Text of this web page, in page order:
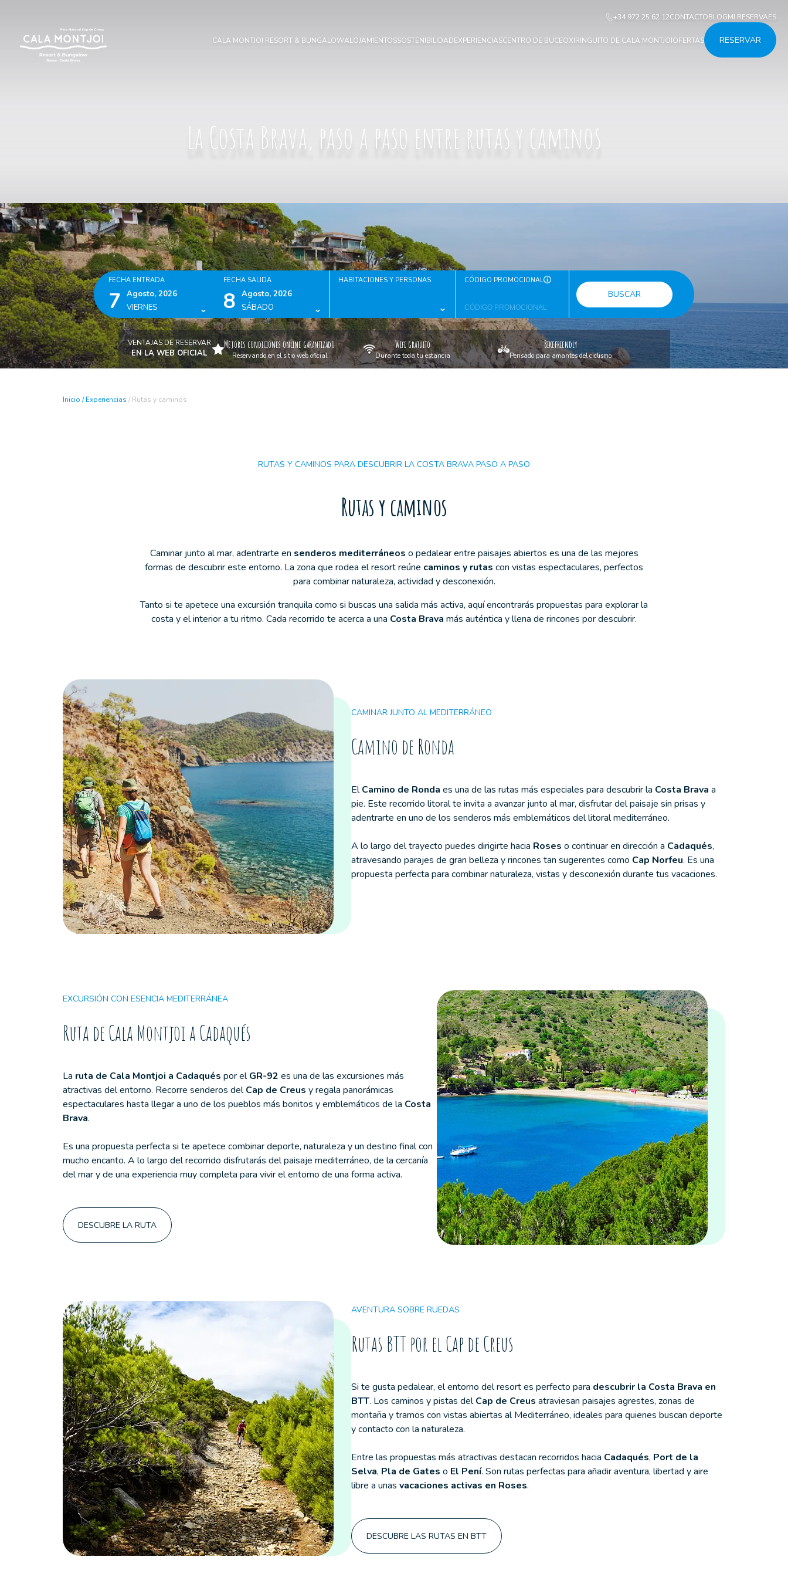
+34 972 25 62 12CONTACTOBLOGMI RESERVAES
CALA MONTJOI RESORT & BUNGALOWALOJAMIENTOSSOSTENIBILIDADEXPERIENCIASCENTRO DE BUCEOXIRINGUITO DE CALA MONTJOIOFERTAS RESERVAR
La Costa Brava, paso a paso entre rutas y caminos
FECHA ENTRADA
7
Agosto, 2026
VIERNES
FECHA SALIDA
8
Agosto, 2026
SÁBADO
HABITACIONES Y PERSONAS CÓDIGO PROMOCIONAL
BUSCAR
VENTAJAS DE RESERVAR
EN LA WEB OFICIAL
Mejores condiciones online garantizado
Reservando en el sitio web oficial
Wifi gratuito
Durante toda tu estancia
Bikefriendly
Pensado para amantes del ciclismo
Inicio /Experiencias /Rutas y caminos
RUTAS Y CAMINOS PARA DESCUBRIR LA COSTA BRAVA PASO A PASO
Rutas y caminos
Caminar junto al mar, adentrarte en senderos mediterráneos o pedalear entre paisajes abiertos es una de las mejores
formas de descubrir este entorno. La zona que rodea el resort reúne caminos y rutas con vistas espectaculares, perfectos
para combinar naturaleza, actividad y desconexión.
Tanto si te apetece una excursión tranquila como si buscas una salida más activa, aquí encontrarás propuestas para explorar la
costa y el interior a tu ritmo. Cada recorrido te acerca a una Costa Brava más auténtica y llena de rincones por descubrir.
CAMINAR JUNTO AL MEDITERRÁNEO
Camino de Ronda
ElCamino de Ronda es una de las rutas más especiales para descubrir la Costa Brava a
pie. Este recorrido litoral te invita a avanzar junto al mar, disfrutar del paisaje sin prisas y
adentrarte en uno de los senderos más emblemáticos del litoral mediterráneo.
A lo largo del trayecto puedes dirigirte hacia Roses o continuar en dirección a Cadaqués,
atravesando parajes de gran belleza y rincones tan sugerentes como Cap Norfeu. Es una
propuesta perfecta para combinar naturaleza, vistas y desconexión durante tus vacaciones.
EXCURSIÓN CON ESENCIA MEDITERRÁNEA
Ruta de Cala Montjoi a Cadaqués
La ruta de Cala Montjoi a Cadaqués por elGR-92 es una de las excursiones más
atractivas del entorno. Recorre senderos delCap de Creus y regala panorámicas
espectaculares hasta llegar a uno de los pueblos más bonitos y emblemáticos de la Costa
Brava.
Es una propuesta perfecta si te apetece combinar deporte, naturaleza y un destino final con
mucho encanto. A lo largo del recorrido disfrutarás del paisaje mediterráneo, de la cercanía
del mar y de una experiencia muy completa para vivir el entorno de una forma activa.
DESCUBRE LA RUTA
AVENTURA SOBRE RUEDAS
Rutas BTT por el Cap de Creus
Si te gusta pedalear, el entorno del resort es perfecto para descubrir la Costa Brava en
BTT. Los caminos y pistas delCap de Creus atraviesan paisajes agrestes, zonas de
montaña y tramos con vistas abiertas al Mediterráneo, ideales para quienes buscan deporte
y contacto con la naturaleza.
Entre las propuestas más atractivas destacan recorridos hacia Cadaqués, Port de la
Selva, Pla de Gates o El Pení. Son rutas perfectas para añadir aventura, libertad y aire
libre a unas vacaciones activas en Roses.
DESCUBRE LAS RUTAS EN BTT